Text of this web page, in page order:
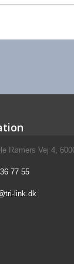
Rømers Vej 4,
77 55
link.dk